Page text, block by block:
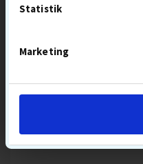
Statistik
Marketing
SØBOLDE